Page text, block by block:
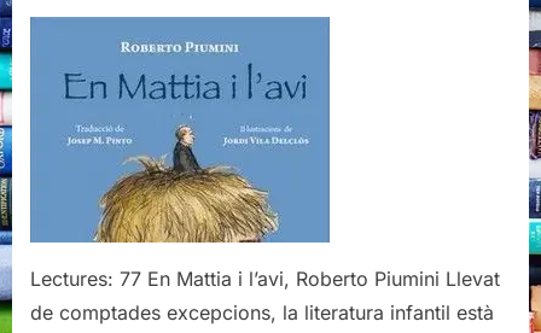
Lectures: 77 En Mattia i l’avi, Roberto Piumini Llevat
de comptades excepcions, la literatura infantil està